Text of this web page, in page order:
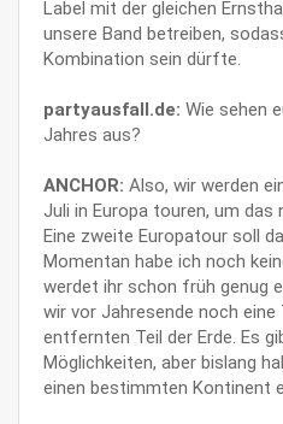
Label mit der gleichen
unsere Band betreiben,
Kombination sein dürfte.
partyausfall.de: Wie sehen
Jahres aus?
ANCHOR: Also, wir werden
Juli in Europa touren, um das
Eine zweite Europatour soll
Momentan habe ich noch
werdet ihr schon früh genug
wir vor Jahresende noch
entfernten Teil der Erde. Es
Möglichkeiten, aber bislang
einen bestimmten Kontinent